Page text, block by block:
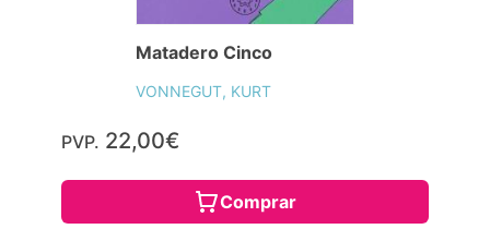
Matadero Cinco
VONNEGUT, KURT
PVP. 22,00€
Comprar